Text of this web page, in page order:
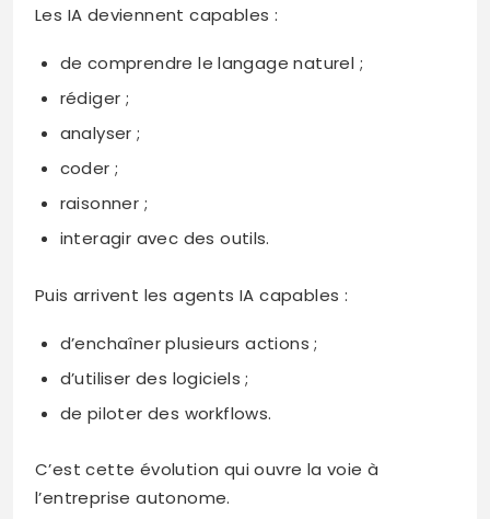
Les IA deviennent capables :
de comprendre le langage naturel ;
rédiger ;
analyser ;
coder ;
raisonner ;
interagir avec des outils.
Puis arrivent les agents IA capables :
d’enchaîner plusieurs actions ;
d’utiliser des logiciels ;
de piloter des workflows.
C’est cette évolution qui ouvre la voie à
l’entreprise autonome.